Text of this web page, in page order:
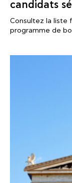
candidats
Consultez la liste
programme de